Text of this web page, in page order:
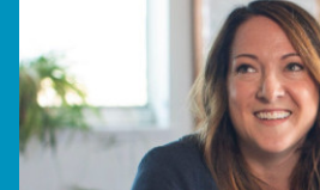
Techniek
Logistiek